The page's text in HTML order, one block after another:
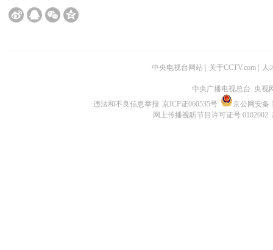
中央电视台网站 | 关于CCTV.com | 人
中央广播电视总台 央视
违法和不良信息举报 京ICP证060535号
京公网安备
网上传播视听节目许可证号 0102002